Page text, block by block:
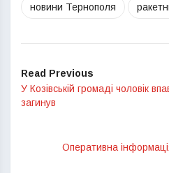
новини Тернополя
Read Previous
У Козівській громаді чоловік
загинув
Оперативна